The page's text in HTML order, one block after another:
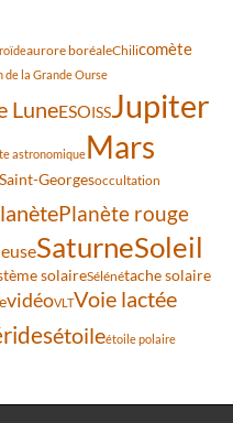
aurore boréaleChilicomète
la Grande Ourse
LuneESOISSJupiter
astronomiqueMars
Georgesoccultation
Planète rouge
SaturneSoleil
solaireSélénétache solaire
vidéoVLTVoie lactée
étoileétoile polaire